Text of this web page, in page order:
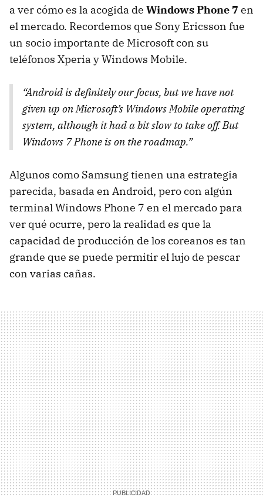
a ver cómo es la acogida de Windows Phone 7 en
el mercado. Recordemos que Sony Ericsson fue
un socio importante de Microsoft con su
teléfonos Xperia y Windows Mobile.
“Android is definitely our focus, but we have not
given up on Microsoft’s Windows Mobile operating
system, although it had a bit slow to take off. But
Windows 7 Phone is on the roadmap.”
Algunos como Samsung tienen una estrategia
parecida, basada en Android, pero con algún
terminal Windows Phone 7 en el mercado para
ver qué ocurre, pero la realidad es que la
capacidad de producción de los coreanos es tan
grande que se puede permitir el lujo de pescar
con varias cañas.